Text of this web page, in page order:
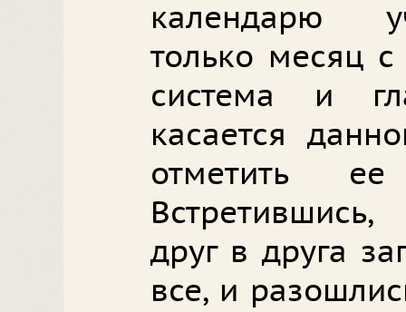
календарю
только месяц
система и
касается
отметить
друг в друга
все, и